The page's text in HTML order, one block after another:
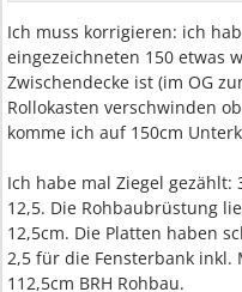
Ich muss korrigieren: ich
eingezeichneten 150 etwas
Zwischendecke ist (im OG
Rollokasten verschwinden
komme ich auf 150cm
Ich habe mal Ziegel gezählt:
12,5. Die Rohbaubrüstung
12,5cm. Die Platten haben
2,5 für die Fensterbank inkl.
112,5cm BRH Rohbau.